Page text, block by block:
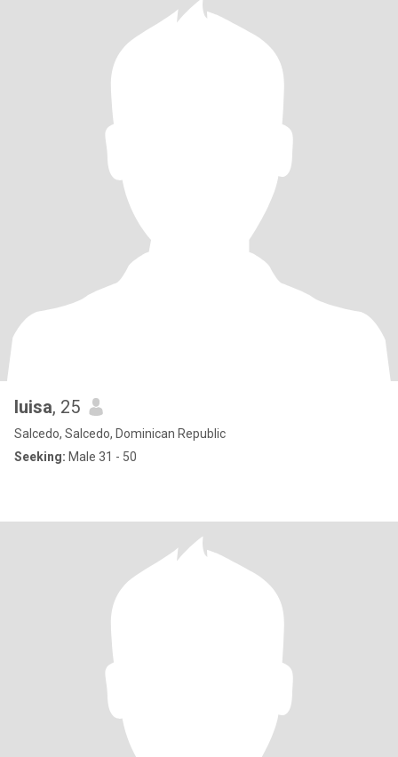
luisa, 25
Salcedo, Salcedo, Dominican Republic
Seeking: Male 31 - 50